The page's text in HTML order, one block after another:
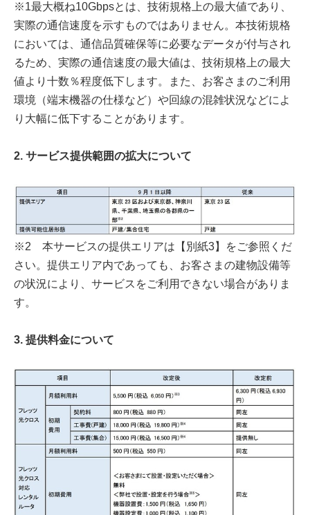
※1最大概ね10Gbpsとは、技術規格上の最大値であり、
実際の通信速度を示すものではありません。本技術規格
においては、通信品質確保等に必要なデータが付与され
るため、実際の通信速度の最大値は、技術規格上の最大
値より十数％程度低下します。また、お客さまのご利用
環境（端末機器の仕様など）や回線の混雑状況などによ
り大幅に低下することがあります。
2. サービス提供範囲の拡大について
※2 本サービスの提供エリアは【別紙3】をご参照くだ
さい。提供エリア内であっても、お客さまの建物設備等
の状況により、サービスをご利用できない場合がありま
す。
3. 提供料金について